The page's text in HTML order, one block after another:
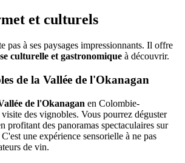
et culturels
pas à ses paysages impressionnants. Il offre
culturelle et gastronomique à découvrir.
de la Vallée de l'Okanagan
de l'Okanagan en Colombie-
des vignobles. Vous pourrez déguster
profitant des panoramas spectaculaires sur
une expérience sensorielle à ne pas
de vin.